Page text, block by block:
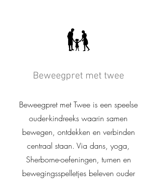
Beweegpret met twee
Beweegpret met Twee is een speelse
ouder-kindreeks waarin samen
bewegen, ontdekken en verbinden
centraal staan. Via dans, yoga,
Sherborne-oefeningen, turnen en
bewegingsspelletjes beleven ouder